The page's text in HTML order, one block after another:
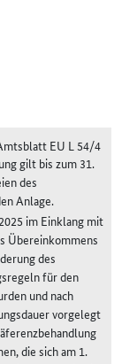
EU L 54/4
gilt bis zum 31.
des
Anlage.
im Einklang mit
Übereinkommens
des
für den
und nach
vorgelegt
die sich am 1.